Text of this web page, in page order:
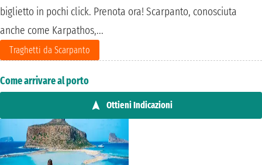
biglietto in pochi click. Prenota ora! Scarpanto, conosciuta
anche come Karpathos,...
Traghetti da Scarpanto
Come arrivare al porto
Ottieni Indicazioni